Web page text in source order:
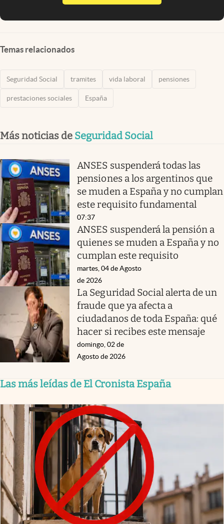
Temas relacionados
Seguridad Social tramites vida laboral pensiones
prestaciones sociales España
Más noticias de Seguridad Social
ANSES suspenderá todas las
pensiones a los argentinos que
se muden a España y no cumplan
este requisito fundamental
07:37
ANSES suspenderá la pensión a
quienes se muden a España y no
cumplan este requisito
martes, 04 de Agosto
de 2026
La Seguridad Social alerta de un
fraude que ya afecta a
ciudadanos de toda España: qué
hacer si recibes este mensaje
domingo, 02 de
Agosto de 2026
Las más leídas de El Cronista España